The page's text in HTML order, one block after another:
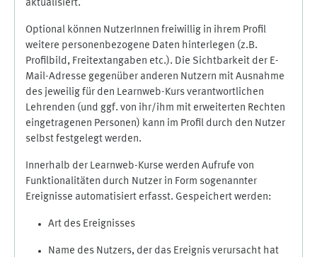
aktualisiert.
Optional können NutzerInnen freiwillig in ihrem Profil
weitere personenbezogene Daten hinterlegen (z.B.
Profilbild, Freitextangaben etc.). Die Sichtbarkeit der E-
Mail-Adresse gegenüber anderen Nutzern mit Ausnahme
des jeweilig für den Learnweb-Kurs verantwortlichen
Lehrenden (und ggf. von ihr/ihm mit erweiterten Rechten
eingetragenen Personen) kann im Profil durch den Nutzer
selbst festgelegt werden.
Innerhalb der Learnweb-Kurse werden Aufrufe von
Funktionalitäten durch Nutzer in Form sogenannter
Ereignisse automatisiert erfasst. Gespeichert werden:
Art des Ereignisses
Name des Nutzers, der das Ereignis verursacht hat